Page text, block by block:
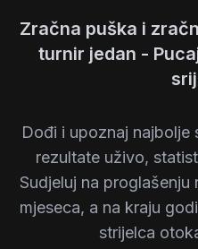
Zračna puška i
turnir jedan -
Dođi i upoznaj najbolje
rezultate uživo,
Sudjeluj na
mjeseca, a na kraju
strijelca